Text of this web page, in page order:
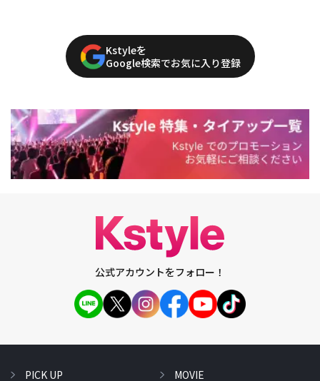
Kstyleを
Google検索でお気に入り登録
公式アカウントをフォロー！
PICK UP MOVIE